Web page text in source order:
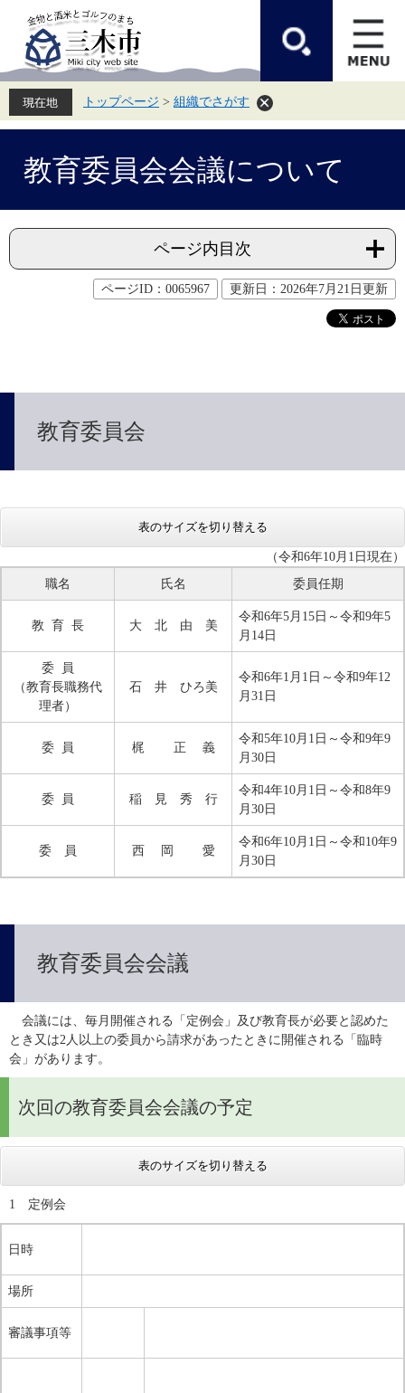
先
頭
す。
を
飛
し
トップページ > 組織でさがす
教育委員会会議について
ページ内目次
ページID：0065967 更新日：2026年7月21日更新
教育委員会
表のサイズを切り替える
（令和6年10月1日現在）
職名
氏名 委員任期
教 育 長 大 北 由 美
令和6年5月15日～令和9年5
月14日
委 員
（教育長職務代
理者）
石 井 ひろ美
令和6年1月1日～令和9年12
月31日
委 員 梶 正 義
令和5年10月1日～令和9年9
月30日
委 員 稲 見 秀 行
令和4年10月1日～令和8年9
月30日
委 員 西 岡 愛
令和6年10月1日～令和10年9
月30日
教育委員会会議
会議には、毎月開催される「定例会」及び教育長が必要と認めた
とき又は2人以上の委員から請求があったときに開催される「臨時
会」があります。
次回の教育委員会会議の予定
表のサイズを切り替える
1　定例会
日時
場所
審議事項等